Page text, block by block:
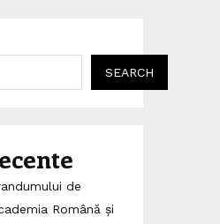
SEARCH
de
Română și